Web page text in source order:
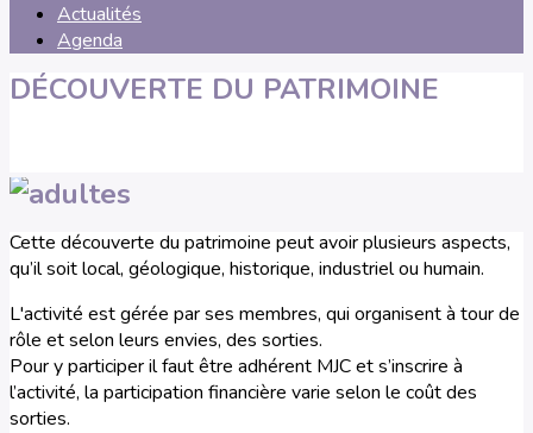
Actualités
Agenda
DÉCOUVERTE DU PATRIMOINE
Cette découverte du patrimoine peut avoir plusieurs aspects,
qu’il soit local, géologique, historique, industriel ou humain.
L'activité est gérée par ses membres, qui organisent à tour de
rôle et selon leurs envies, des sorties.
Pour y participer il faut être adhérent MJC et s’inscrire à
l’activité, la participation financière varie selon le coût des
sorties.